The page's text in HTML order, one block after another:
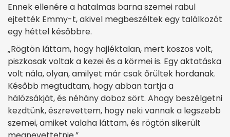
Ennek ellenére a hatalmas barna szemei rabul
ejtették Emmy-t, akivel megbeszéltek egy találkozót
egy héttel későbbre.
„Rögtön láttam, hogy hajléktalan, mert koszos volt,
piszkosak voltak a kezei és a körmei is. Egy aktatáska
volt nála, olyan, amilyet már csak őrültek hordanak.
Később megtudtam, hogy abban tartja a
hálózsákját, és néhány doboz sört. Ahogy beszélgetni
kezdtünk, észrevettem, hogy neki vannak a legszebb
szemei, amiket valaha láttam, és rögtön sikerült